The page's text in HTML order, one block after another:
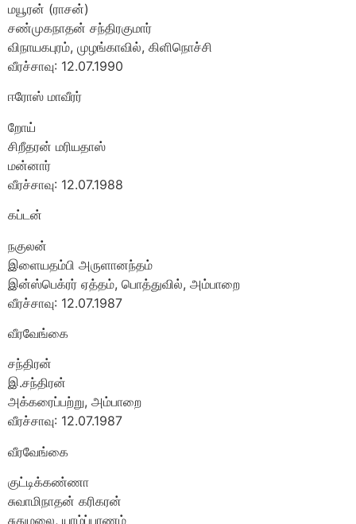
மயூரன் (ராசன்)
சண்முகநாதன் சந்திரகுமார்
விநாயகபுரம், முழங்காவில், கிளிநொச்சி
வீரச்சாவு: 12.07.1990
ஈரோஸ் மாவீரர்
றோய்
சிறீதரன் மரியதாஸ்
மன்னார்
வீரச்சாவு: 12.07.1988
கப்டன்
நகுலன்
இளையதம்பி அருளானந்தம்
இன்ஸ்பெக்ரர் ஏத்தம், பொத்துவில், அம்பாறை
வீரச்சாவு: 12.07.1987
வீரவேங்கை
சந்திரன்
இ.சந்திரன்
அக்கரைப்பற்று, அம்பாறை
வீரச்சாவு: 12.07.1987
வீரவேங்கை
குட்டிக்கண்ணா
சுவாமிநாதன் கரிகரன்
சுதுமலை, யாழ்ப்பாணம்